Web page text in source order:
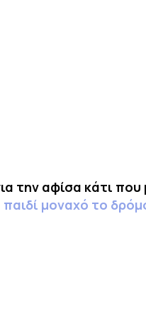
την αφίσα κάτι
παιδί μοναχό το